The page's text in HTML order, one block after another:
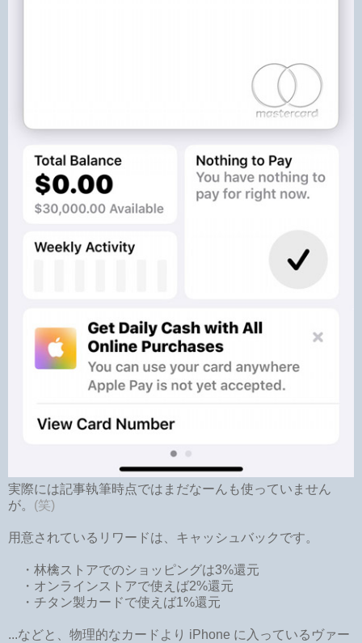
実際には記事執筆時点ではまだなーんも使っていません
が。 (笑)
用意されているリワードは、キャッシュバックです。
・林檎ストアでのショッピングは3%還元
・オンラインストアで使えば2%還元
・チタン製カードで使えば1%還元
...などと、物理的なカードより iPhone に入っているヴァー